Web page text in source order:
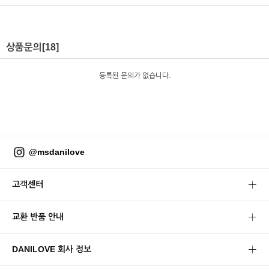
상품문의 [18]
등록된 문의가 없습니다.
@msdanilove
고객센터
교환 반품 안내
DANILOVE 회사 정보